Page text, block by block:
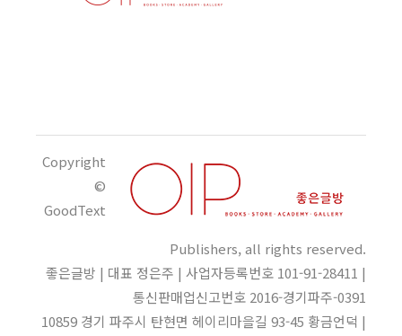
Copyright
©
GoodText
Publishers, all rights reserved.
좋은글방 | 대표 정은주 | 사업자등록번호 101-91-28411 |
통신판매업신고번호 2016-경기파주-0391
10859 경기 파주시 탄현면 헤이리마을길 93-45 황금언덕 |